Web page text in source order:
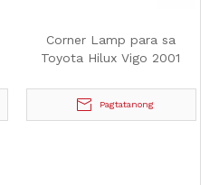
Corner Lamp para sa
Toyota Hilux Vigo 2001
Pagtatanong